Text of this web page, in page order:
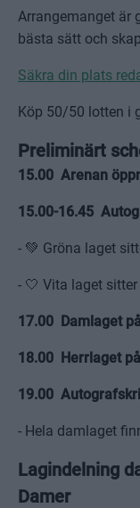
Arrangemanget är
bästa sätt och
Säkra din plats
Köp 50/50 lotten i
Preliminärt
15.00 Arenan
15.00-16.45
- 💚 Gröna laget
- 🤍 Vita laget
17.00 Damlaget
18.00 Herrlaget
19.00
- Hela damlaget
Lagindelning
Damer